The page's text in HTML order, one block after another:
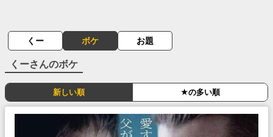
くー ボケ お題
くーさんのボケ
新しい順 ★の多い順